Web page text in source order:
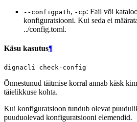
--configpath, -cp: Fail või
konfiguratsiooni. Kui seda ei
../config.toml.
Käsu kasutus¶
dignacli
Õnnestunud täitmise korral annab käsk
täielikkuse kohta.
Kui konfiguratsioon tundub olevat
puuduolevad konfiguratsiooni elemendid.